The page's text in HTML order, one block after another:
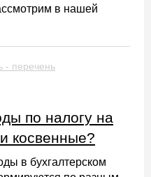
в нашей
- перечень
по налогу на
косвенные?
в бухгалтерском